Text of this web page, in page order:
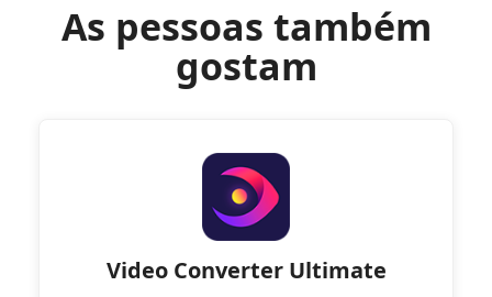
As pessoas também
gostam
Video Converter Ultimate